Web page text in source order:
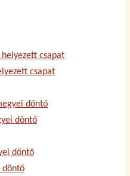
csapat
döntő
döntő